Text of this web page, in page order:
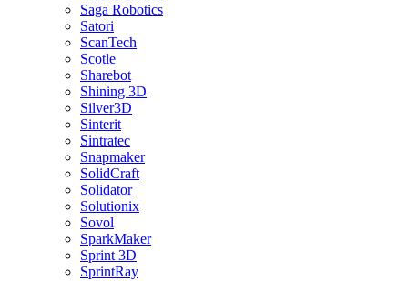
Saga Robotics
Satori
ScanTech
Scotle
Sharebot
Shining 3D
Silver3D
Sinterit
Sintratec
Snapmaker
SolidCraft
Solidator
Solutionix
Sovol
SparkMaker
Sprint 3D
SprintRay